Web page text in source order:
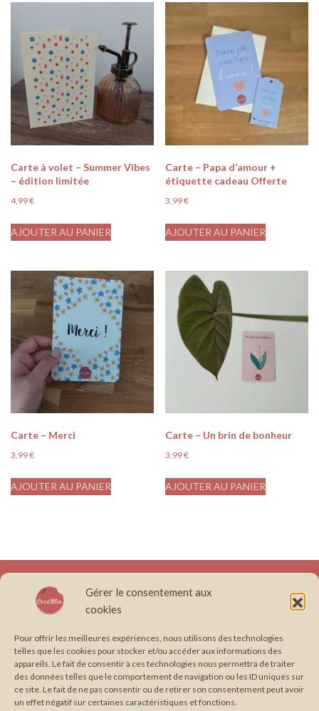
Gérer le consentement aux
cookies
Pour offrir les meilleures expériences, nous utilisons des technologies
telles que les cookies pour stocker et/ou accéder aux informations des
appareils. Le fait de consentir à ces technologies nous permettra de traiter
des données telles que le comportement de navigation ou les ID uniques sur
ce site. Le fait de ne pas consentir ou de retirer son consentement peut avoir
un effet négatif sur certaines caractéristiques et fonctions.
Carte à volet – Summer Vibes
– édition limitée
4,99€
AJOUTER AU PANIER
Carte – Papa d’amour +
étiquette cadeau Offerte
3,99€
AJOUTER AU PANIER
Carte – Merci
3,99€
AJOUTER AU PANIER
Carte – Un brin de bonheur
3,99€
AJOUTER AU PANIER
Création site internet, graphisme & papeterie illustrée en Occitanie.
Envie de travailler avec moi ?
Graphisme
Graphisme : Formule coco
Graphisme : Formule framboise
Mentions légales
Mes Services Mon compte
Paiement
Panier
Papeterie : Formule chocolat
Papeterie : Formule vanille-fraise
Politique de confidentialité